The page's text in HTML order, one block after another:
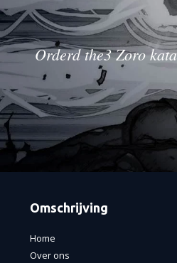
Orderd the3 Zoro
Omschrijving
Home
Over ons